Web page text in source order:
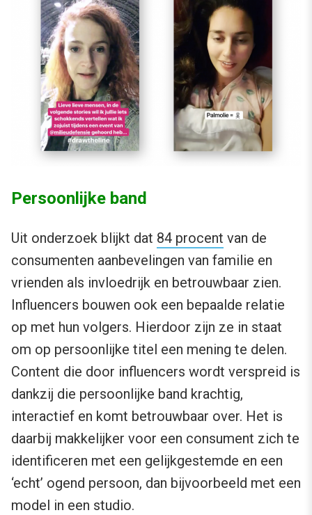
Persoonlijke band
Uit onderzoek blijkt dat 84 procent van de
consumenten aanbevelingen van familie en
vrienden als invloedrijk en betrouwbaar zien.
Influencers bouwen ook een bepaalde relatie
op met hun volgers. Hierdoor zijn ze in staat
om op persoonlijke titel een mening te delen.
Content die door influencers wordt verspreid is
dankzij die persoonlijke band krachtig,
interactief en komt betrouwbaar over. Het is
daarbij makkelijker voor een consument zich te
identificeren met een gelijkgestemde en een
‘echt’ ogend persoon, dan bijvoorbeeld met een
model in een studio.